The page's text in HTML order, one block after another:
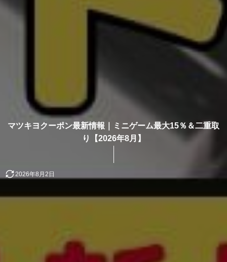
マツキヨクーポン最新情報｜ミニゲーム最大15％＆二重取
り【2026年8月】
2026年8月2日